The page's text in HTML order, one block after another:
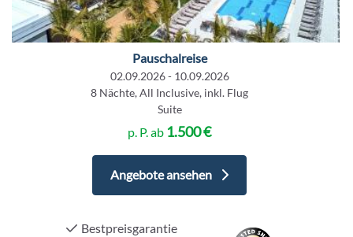
Pauschalreise
02.09.2026 - 10.09.2026
8 Nächte, All Inclusive, inkl. Flug
Suite
p. P. ab 1.500 €
Angebote ansehen
Bestpreisgarantie